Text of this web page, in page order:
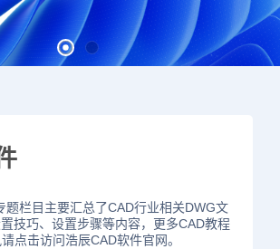
题栏目主要汇总了CAD行业相关DWG文
技巧、设置步骤等内容，更多CAD教程
点击访问浩辰CAD软件官网。